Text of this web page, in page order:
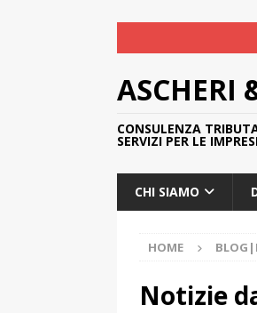
ASCHERI
CONSULENZA
SERVIZI PER LE
CHI SIAMO
HOME
Notizie